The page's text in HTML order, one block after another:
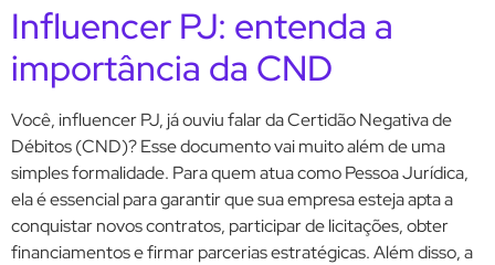
Influencer PJ: entenda a
importância da CND
Você, influencer PJ, já ouviu falar da Certidão Negativa de
Débitos (CND)? Esse documento vai muito além de uma
simples formalidade. Para quem atua como Pessoa Jurídica,
ela é essencial para garantir que sua empresa esteja apta a
conquistar novos contratos, participar de licitações, obter
financiamentos e firmar parcerias estratégicas. Além disso, a